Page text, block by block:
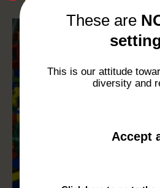
These are
This is our attitude
diversity and
Accept